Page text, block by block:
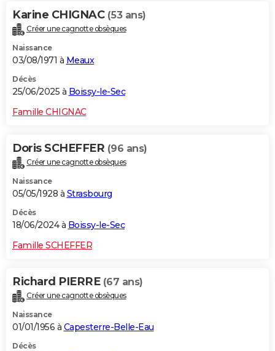
Alimentation
Guide de la santé
Maladies
Médicaments
Sommeil
VOYAGE
Destinations
City break
Voyage nature
Voyage de noces
Forum
Climat
+PHOTO
GUIDES D'ACHAT
BONS PLANS
CARTE DE VOEUX
Dictionnaire
Biographies
Citations
Expressions
Proverbes
PROGRAMME TV
COPAINS D'AVANT
S'inscrire
Se connecter
Lycées
Collèges
Primaires
Universités
Entreprises
Service militaire
Avis de recherche
AVIS DE DÉCÈS
Karine CHIGNAC (53 ans)
Créer une cagnotte obsèques
Naissance
03/08/1971 à Meaux
Décès
25/06/2025 à Boissy-le-Sec
Famille CHIGNAC
Doris SCHEFFER (96 ans)
Créer une cagnotte obsèques
Naissance
05/05/1928 à Strasbourg
Décès
18/06/2024 à Boissy-le-Sec
Famille SCHEFFER
Richard PIERRE (67 ans)
Créer une cagnotte obsèques
Naissance
01/01/1956 à Capesterre-Belle-Eau
Décès